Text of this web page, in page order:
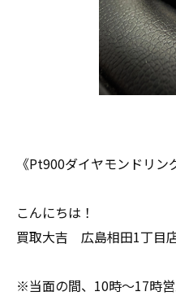
《Pt900ダイヤモンドリン
こんにちは！
買取大吉 広島相田1丁目店
※当面の間、10時〜17時営